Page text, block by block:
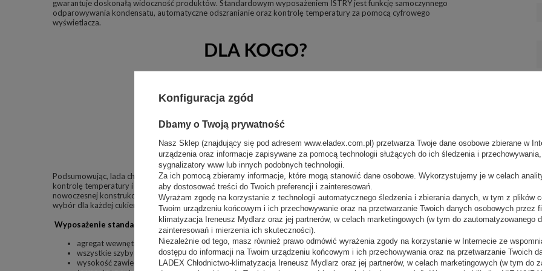
gwarantuje doskonałą widoczność produktów. Standardowym wyposażeniem ISTRY jest funkcję samoczynnego
odparowywania kondensatu, automatyczne odszranianie oraz kontrolę temperatury za pomocą cyfrowego
wyświetlacza.
Podsumowując, lada chłodnicza cukiernicza ISTRA to profesjonalne urządzenie, które zapewnia precyzyjną
kontrolę temperatury i wilgotności, utrzymując wysoką jakość i atrakcyjny wygląd produktów cukierniczych. Dzięki
nowoczesnej konstrukcji, energooszczędnym oświetleniu i funkcjonalnym rozwiązaniom, ta lada to doskonały
wybór dla każdej cukierni czy kawiarni.
Wyposażenie standardowe zawiera:
agregat wewnętrzny, chłodzenie- obieg wymuszony
wszystkie szyby zespolone
wysokość zawieszenia półki co 160 mm
Konfiguracja zgód
Dbamy o Twoją prywatność
Nasz Sklep (znajdujący się pod adresem www.eladex.com.pl) przetwarza Twoje dane osobowe zbierane w
urządzenia oraz informacje zapisywane za pomocą technologii służących do ich śledzenia i
sygnalizatory www lub innych podobnych technologii.
Za ich pomocą zbieramy informacje, które mogą stanowić dane osobowe. Wykorzystujemy je w celach
aby dostosować treści do Twoich preferencji i zainteresowań.
Wyrażam zgodę na korzystanie z technologii automatycznego śledzenia i zbierania danych, w tym z plików
Twoim urządzeniu końcowym i ich przechowywanie oraz na przetwarzanie Twoich danych osobowych przez
klimatyzacja Ireneusz Mydlarz oraz jej partnerów, w celach marketingowych (w tym do zautomatyzowanego
zainteresowań i mierzenia ich skuteczności).
Niezależnie od tego, masz również prawo odmówić wyrażenia zgody na korzystanie w Internecie ze
dostępu do informacji na Twoim urządzeniu końcowym i ich przechowywania oraz na przetwarzanie Twoich
LADEX Chłodnictwo-klimatyzacja Ireneusz Mydlarz oraz jej partnerów, w celach marketingowych (w tym do